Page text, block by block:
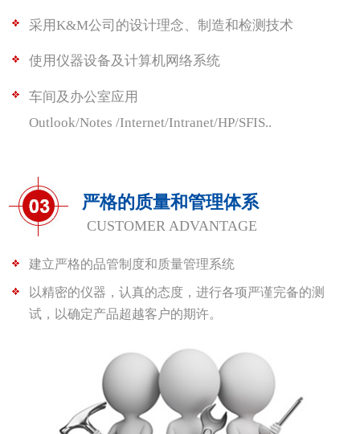
采用K&M公司的设计理念、制造和检测技术
使用仪器设备及计算机网络系统
车间及办公室应用
Outlook/Notes /Internet/Intranet/HP/SFIS..
严格的质量和管理体系
CUSTOMER ADVANTAGE
建立严格的品管制度和质量管理系统
以精密的仪器，认真的态度，进行各项严谨完备的测
试，以确定产品超越客户的期许。